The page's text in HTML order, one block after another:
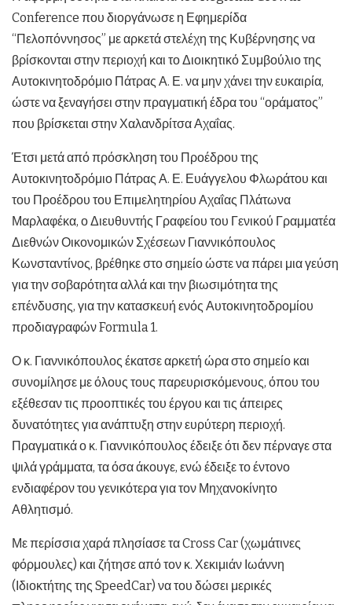
Conference που διοργάνωσε η Εφημερίδα
“Πελοπόννησος” με αρκετά στελέχη της Κυβέρνησης να
βρίσκονται στην περιοχή και το Διοικητικό Συμβούλιο της
Αυτοκινητοδρόμιο Πάτρας Α. Ε. να μην χάνει την ευκαιρία,
ώστε να ξεναγήσει στην πραγματική έδρα του “οράματος”
που βρίσκεται στην Χαλανδρίτσα Αχαΐας.
Έτσι μετά από πρόσκληση του Προέδρου της
Αυτοκινητοδρόμιο Πάτρας Α. Ε. Ευάγγελου Φλωράτου και
του Προέδρου του Επιμελητηρίου Αχαΐας Πλάτωνα
Μαρλαφέκα, ο Διευθυντής Γραφείου του Γενικού Γραμματέα
Διεθνών Οικονομικών Σχέσεων Γιαννικόπουλος
Κωνσταντίνος, βρέθηκε στο σημείο ώστε να πάρει μια γεύση
για την σοβαρότητα αλλά και την βιωσιμότητα της
επένδυσης, για την κατασκευή ενός Αυτοκινητοδρομίου
προδιαγραφών Formula 1.
Ο κ. Γιαννικόπουλος έκατσε αρκετή ώρα στο σημείο και
συνομίλησε με όλους τους παρευρισκόμενους, όπου του
εξέθεσαν τις προοπτικές του έργου και τις άπειρες
δυνατότητες για ανάπτυξη στην ευρύτερη περιοχή.
Πραγματικά ο κ. Γιαννικόπουλος έδειξε ότι δεν πέρναγε στα
ψιλά γράμματα, τα όσα άκουγε, ενώ έδειξε το έντονο
ενδιαφέρον του γενικότερα για τον Μηχανοκίνητο
Αθλητισμό.
Με περίσσια χαρά πλησίασε τα Cross Car (χωμάτινες
φόρμουλες) και ζήτησε από τον κ. Χεκιμιάν Ιωάννη
(Ιδιοκτήτης της SpeedCar) να του δώσει μερικές